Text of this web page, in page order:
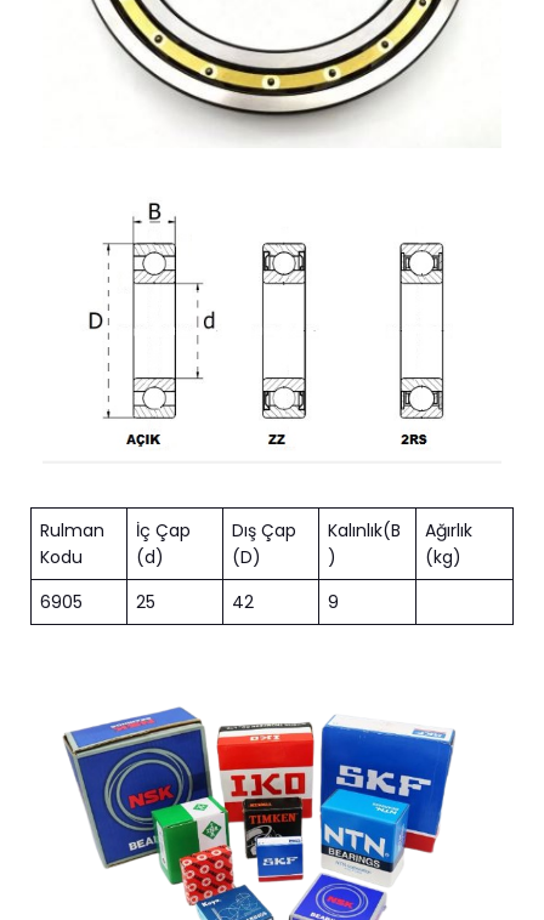
Rulman
Kodu
İç Çap
(d)
Dış Çap
(D)
Kalınlık(B
)
Ağırlık
(kg)
6905
25 42 9